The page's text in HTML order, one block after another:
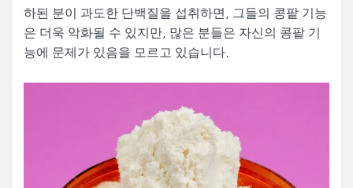
하된 분이 과도한 단백질을 섭취하면, 그들의 콩팥 기능
은 더욱 악화될 수 있지만, 많은 분들은 자신의 콩팥 기
능에 문제가 있음을 모르고 있습니다.